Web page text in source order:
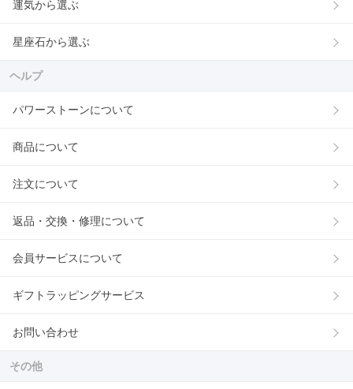
運気から選ぶ
星座石から選ぶ
ヘルプ
パワーストーンについて
商品について
注文について
返品・交換・修理について
会員サービスについて
ギフトラッピングサービス
お問い合わせ
その他